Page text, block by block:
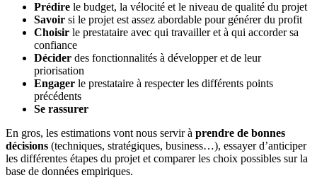
Prédire le budget, la vélocité et le niveau de qualité du projet
Savoir si le projet est assez abordable pour générer du profit
Choisir le prestataire avec qui travailler et à qui accorder sa
confiance
Décider des fonctionnalités à développer et de leur
priorisation
Engager le prestataire à respecter les différents points
précédents
Se rassurer
En gros, les estimations vont nous servir à prendre de bonnes
décisions (techniques, stratégiques, business…), essayer d’anticiper
les différentes étapes du projet et comparer les choix possibles sur la
base de données empiriques.